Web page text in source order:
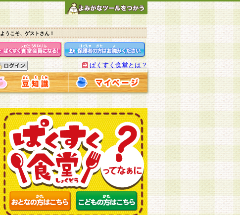
ようこそ、ゲストさん！
ぱくすく食堂とは？